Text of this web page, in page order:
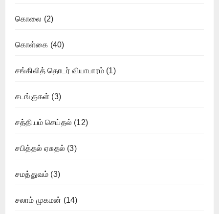
கொலை (2)
கொள்கை (40)
சங்கிலித் தொடர் வியாபாரம் (1)
சடங்குகள் (3)
சத்தியம் செய்தல் (12)
சபித்தல் ஏசுதல் (3)
சமத்துவம் (3)
சலாம் முகமன் (14)